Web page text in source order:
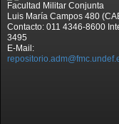
Facultad Militar Conjunta
Luis María Campos 480
Contacto: 011 4346-8600
3495
E-Mail: